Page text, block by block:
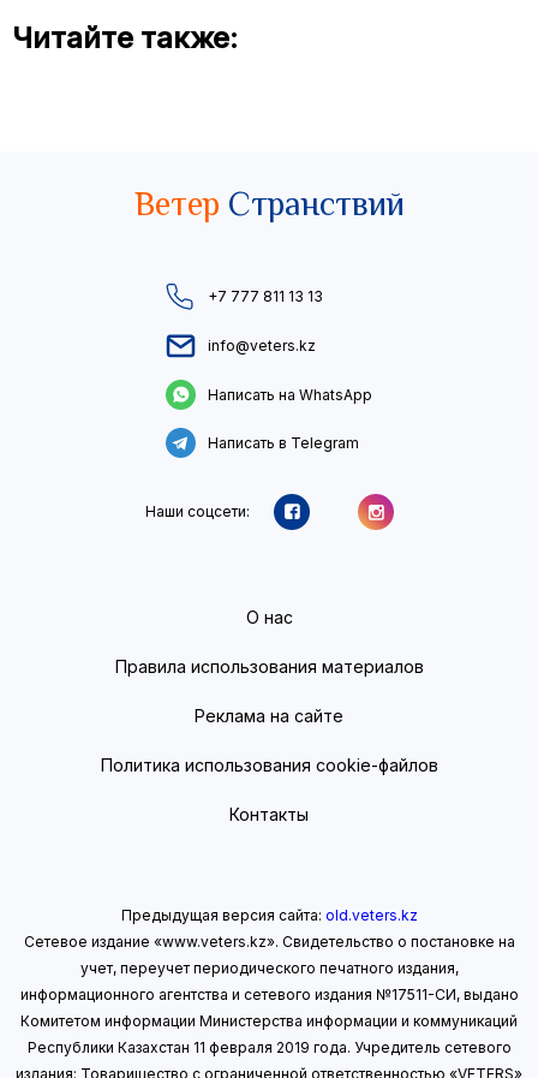
Читайте также:
Ветер Странствий
+7 777 811 13 13
info@veters.kz
Написать на WhatsApp
Написать в Telegram
Наши соцсети:
О нас
Правила использования материалов
Реклама на сайте
Политика использования cookie-файлов
Контакты
Предыдущая версия сайта: old.veters.kz
Сетевое издание «www.veters.kz». Свидетельство о постановке на
учет, переучет периодического печатного издания,
информационного агентства и сетевого издания №17511-СИ, выдано
Комитетом информации Министерства информации и коммуникаций
Республики Казахстан 11 февраля 2019 года. Учредитель сетевого
издания: Товарищество с ограниченной ответственностью «VETERS»